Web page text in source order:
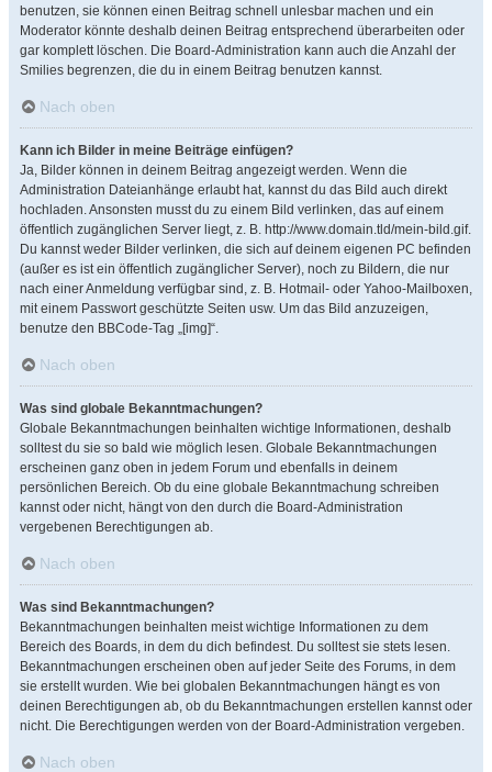
benutzen, sie können einen Beitrag schnell unlesbar machen und ein
Moderator könnte deshalb deinen Beitrag entsprechend überarbeiten oder
gar komplett löschen. Die Board-Administration kann auch die Anzahl der
Smilies begrenzen, die du in einem Beitrag benutzen kannst.
Nach oben
Kann ich Bilder in meine Beiträge einfügen?
Ja, Bilder können in deinem Beitrag angezeigt werden. Wenn die
Administration Dateianhänge erlaubt hat, kannst du das Bild auch direkt
hochladen. Ansonsten musst du zu einem Bild verlinken, das auf einem
öffentlich zugänglichen Server liegt, z. B. http://www.domain.tld/mein-bild.gif.
Du kannst weder Bilder verlinken, die sich auf deinem eigenen PC befinden
(außer es ist ein öffentlich zugänglicher Server), noch zu Bildern, die nur
nach einer Anmeldung verfügbar sind, z. B. Hotmail- oder Yahoo-Mailboxen,
mit einem Passwort geschützte Seiten usw. Um das Bild anzuzeigen,
benutze den BBCode-Tag „[img]“.
Nach oben
Was sind globale Bekanntmachungen?
Globale Bekanntmachungen beinhalten wichtige Informationen, deshalb
solltest du sie so bald wie möglich lesen. Globale Bekanntmachungen
erscheinen ganz oben in jedem Forum und ebenfalls in deinem
persönlichen Bereich. Ob du eine globale Bekanntmachung schreiben
kannst oder nicht, hängt von den durch die Board-Administration
vergebenen Berechtigungen ab.
Nach oben
Was sind Bekanntmachungen?
Bekanntmachungen beinhalten meist wichtige Informationen zu dem
Bereich des Boards, in dem du dich befindest. Du solltest sie stets lesen.
Bekanntmachungen erscheinen oben auf jeder Seite des Forums, in dem
sie erstellt wurden. Wie bei globalen Bekanntmachungen hängt es von
deinen Berechtigungen ab, ob du Bekanntmachungen erstellen kannst oder
nicht. Die Berechtigungen werden von der Board-Administration vergeben.
Nach oben